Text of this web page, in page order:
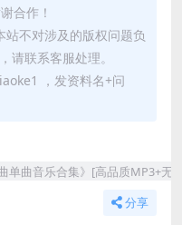
合作！
不对涉及的版权问题负
请联系客服处理。
，发资料名+问
单曲音乐合集》[高品质MP3+无
分享